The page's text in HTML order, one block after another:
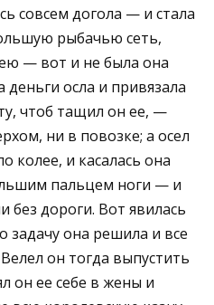
совсем догола — и стала
рыбачью сеть,
ею — вот и не была она
деньги осла и привязала
чтоб тащил он ее, —
ни в повозке; а осел
колее, и касалась она
пальцем ноги — и
без дороги. Вот явилась
задачу она решила и все
он тогда выпустить
он ее себе в жены и